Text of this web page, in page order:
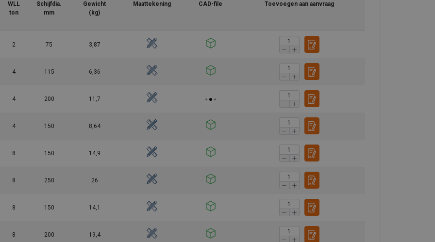
WLL
ton
Schijfdia.
mm
Gewicht
(kg)
Maattekening CAD-file Toevoegen aan aanvraag
2 75 3,87
4 115 6,36
4 200 11,7
4 150 8,64
8 150 14,9
8 250 26
8 150 14,1
8 200 19,4